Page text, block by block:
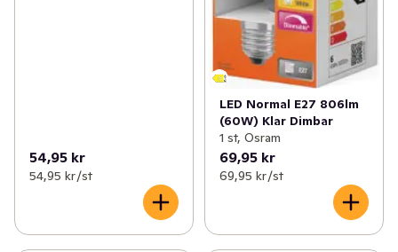
54,95 kr
54,95 kr /st
LED Normal E27 806lm
(60W) Klar Dimbar
1 st, Osram
69,95 kr
69,95 kr /st